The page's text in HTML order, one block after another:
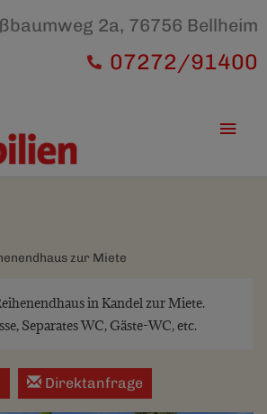
2a, 76756 Bellheim
07272/91400
zur Miete
in Kandel zur Miete.
Separates WC, Gäste-WC, etc.
Direktanfrage